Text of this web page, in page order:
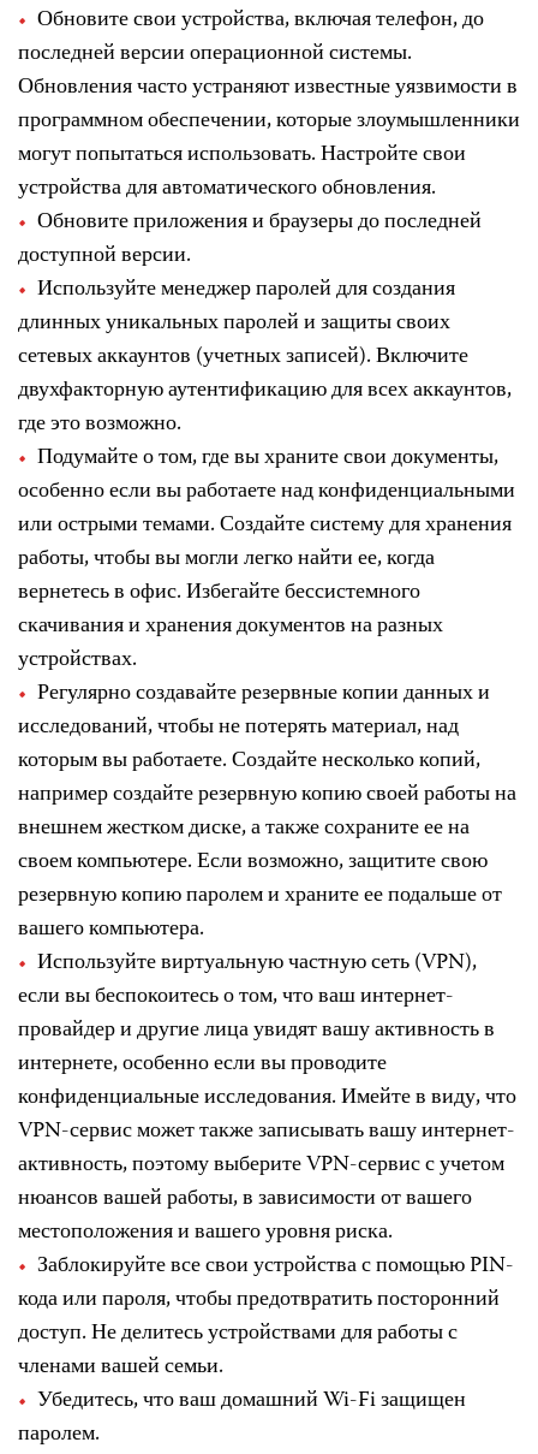
Обновите свои устройства, включая телефон, до
последней версии операционной системы.
Обновления часто устраняют известные уязвимости в
программном обеспечении, которые злоумышленники
могут попытаться использовать. Настройте свои
устройства для автоматического обновления.
Обновите приложения и браузеры до последней
доступной версии.
Используйте менеджер паролей для создания
длинных уникальных паролей и защиты своих
сетевых аккаунтов (учетных записей). Включите
двухфакторную аутентификацию для всех аккаунтов,
где это возможно.
Подумайте о том, где вы храните свои документы,
особенно если вы работаете над конфиденциальными
или острыми темами. Создайте систему для хранения
работы, чтобы вы могли легко найти ее, когда
вернетесь в офис. Избегайте бессистемного
скачивания и хранения документов на разных
устройствах.
Регулярно создавайте резервные копии данных и
исследований, чтобы не потерять материал, над
которым вы работаете. Создайте несколько копий,
например создайте резервную копию своей работы на
внешнем жестком диске, а также сохраните ее на
своем компьютере. Если возможно, защитите свою
резервную копию паролем и храните ее подальше от
вашего компьютера.
Используйте виртуальную частную сеть (VPN),
если вы беспокоитесь о том, что ваш интернет-
провайдер и другие лица увидят вашу активность в
интернете, особенно если вы проводите
конфиденциальные исследования. Имейте в виду, что
VPN-сервис может также записывать вашу интернет-
активность, поэтому выберите VPN-сервис с учетом
нюансов вашей работы, в зависимости от вашего
местоположения и вашего уровня риска.
Заблокируйте все свои устройства с помощью PIN-
кода или пароля, чтобы предотвратить посторонний
доступ. Не делитесь устройствами для работы с
членами вашей семьи.
Убедитесь, что ваш домашний Wi-Fi защищен
паролем.